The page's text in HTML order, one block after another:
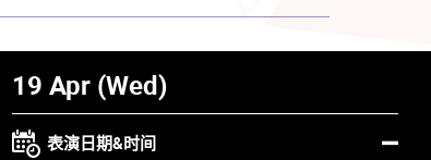
19 Apr (Wed)
表演日期&时间